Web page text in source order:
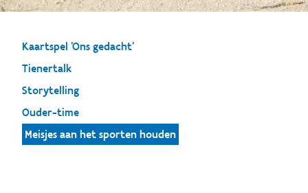
Kaartspel 'Ons gedacht'
Tienertalk
Storytelling
Ouder-time
Meisjes aan het sporten houden